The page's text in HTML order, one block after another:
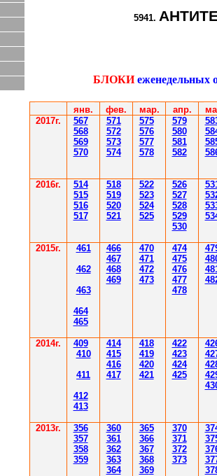
5941.
БЛОКИ еженедельных
янв. фев. мар. апр.
2017г.
567
568
569
570
571
572
573
574
575
576
577
578
579
580
581
582
2016г.
514
515
516
517
518
519
520
521
522
523
524
525
526
527
528
529
530
2015г. 461
462
463
464
465
466
467
468
469
470
471
472
473
474
475
476
477
478
2014г. 409
410
411
412
413
414
415
416
417
418
419
420
421
422
423
424
425
2013г.
356
357
358
359
360
361
362
363
364
365
366
367
368
369
370
371
372
373
37
37
37